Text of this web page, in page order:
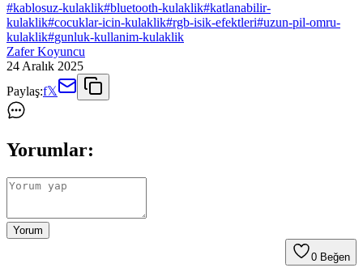
#kablosuz-kulaklik#bluetooth-kulaklik#katlanabilir-
kulaklik#cocuklar-icin-kulaklik#rgb-isik-efektleri#uzun-pil-omru-
kulaklik#gunluk-kullanim-kulaklik
Zafer Koyuncu
24 Aralık 2025
Paylaş:f𝕏
Yorumlar:
Yorum
0 Beğen